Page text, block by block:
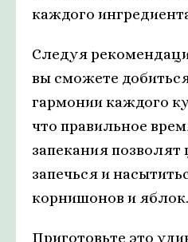
каждого
Следуя
вы сможете
гармонии каждого
что правильное
запекания
запечься и
корнишонов и яблок.
Приготовьте это